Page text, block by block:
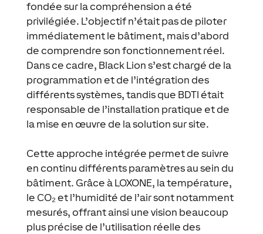
fondée sur la compréhension a été
privilégiée. L’objectif n’était pas de piloter
immédiatement le bâtiment, mais d’abord
de comprendre son fonctionnement réel.
Dans ce cadre, Black Lion s’est chargé de la
programmation et de l’intégration des
différents systèmes, tandis que BDTI était
responsable de l’installation pratique et de
la mise en œuvre de la solution sur site.
Cette approche intégrée permet de suivre
en continu différents paramètres au sein du
bâtiment. Grâce à LOXONE, la température,
le CO₂ et l’humidité de l’air sont notamment
mesurés, offrant ainsi une vision beaucoup
plus précise de l’utilisation réelle des